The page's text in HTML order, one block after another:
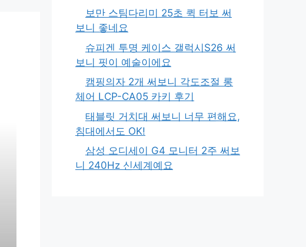
보만 스팀다리미 25초 퀵 터보 써
보니 좋네요
슈피겐 투명 케이스 갤럭시S26 써
보니 핏이 예술이에요
캠핑의자 2개 써보니 각도조절 롱
체어 LCP-CA05 카키 후기
태블릿 거치대 써보니 너무 편해요,
침대에서도 OK!
삼성 오디세이 G4 모니터 2주 써보
니 240Hz 신세계예요